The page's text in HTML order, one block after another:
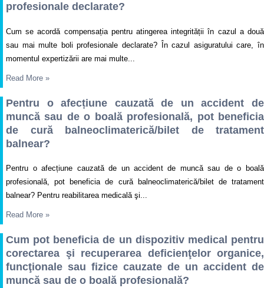
profesionale declarate?
Cum se acordă compensația pentru atingerea integrității în cazul a două
sau mai multe boli profesionale declarate? În cazul asiguratului care, în
momentul expertizării are mai multe...
Read More »
Pentru o afecțiune cauzată de un accident de
muncă sau de o boală profesională, pot beneficia
de cură balneoclimaterică/bilet de tratament
balnear?
Pentru o afecțiune cauzată de un accident de muncă sau de o boală
profesională, pot beneficia de cură balneoclimaterică/bilet de tratament
balnear? Pentru reabilitarea medicală şi...
Read More »
Cum pot beneficia de un dispozitiv medical pentru
corectarea şi recuperarea deficienţelor organice,
funcţionale sau fizice cauzate de un accident de
muncă sau de o boală profesională?